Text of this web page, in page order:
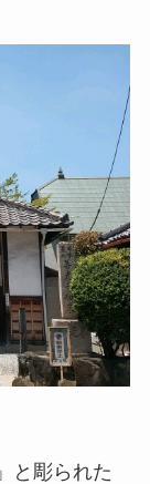
と彫られた